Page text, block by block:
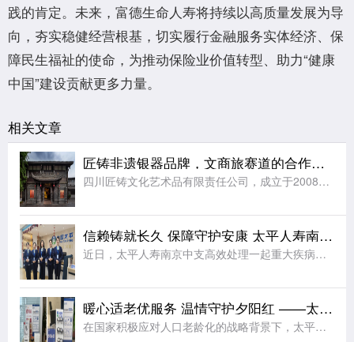
践的肯定。未来，富德生命人寿将持续以高质量发展为导
向，夯实稳健经营根基，切实履行金融服务实体经济、保
障民生福祉的使命，为推动保险业价值转型、助力“健康
中国”建设贡献更多力量。
相关文章
匠铸非遗银器品牌，文商旅赛道的合作之选
四川匠铸文化艺术品有限责任公司，成立于2008年，注册资本及实缴资本均为5000万元人民币，是一家集原创设计、生产制造、连锁零售于一体的银文化企业。公司总部位于四川成都，在职员工千余人，是全国工商联金
信赖铸就长久 保障守护安康 太平人寿南京中支高效赔付110万元赢得客户赞誉
近日，太平人寿南京中支高效处理一起重大疾病理赔案件，向客户达先生支付保险金共计110万元。本次理赔以专业、细节、温暖的服务切实履行了保险承诺，生动诠释了公司“以客户为中心”的服务理念。达先生自2014
暖心适老优服务 温情守护夕阳红 ——太平人寿江苏分公司2026年适老化服务工作纪实
在国家积极应对人口老龄化的战略背景下，太平人寿江苏分公司始终秉持“金融为民”的服务理念，聚焦老年客户群体的实际需求，持续优化服务流程、升级服务设施、提升服务温度，切实将适老化工作落到实处，用实际行动诠